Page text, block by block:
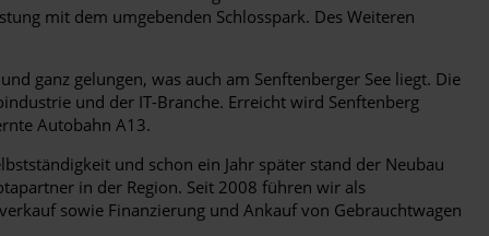
mit dem umgebenden Schlosspark. Des Weiteren
ganz gelungen, was auch am Senftenberger See liegt. Die
und der IT-Branche. Erreicht wird Senftenberg
Autobahn A13.
und schon ein Jahr später stand der Neubau
in der Region. Seit 2008 führen wir als
sowie Finanzierung und Ankauf von Gebrauchtwagen